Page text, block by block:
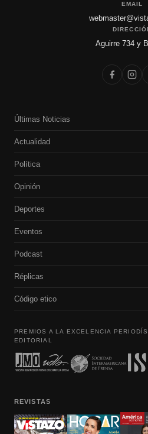
EMAIL
Aguirre 734 y
Últimas Noticias
Actualidad
Política
Opinión
Deportes
Eventos
Podcast
Réplicas
Código etico
PREMIOS A LA EXCELENCIA
EDITORIAL
REVISTAS